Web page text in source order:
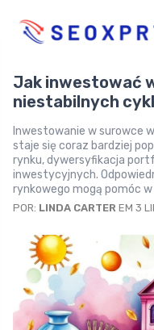
Jak inwestować
niestabilnych
Inwestowanie w surowce
staje się coraz bardziej
rynku, dywersyfikacja
inwestycyjnych.
rynkowego mogą pomóc
POR: LINDA CARTER EM 3